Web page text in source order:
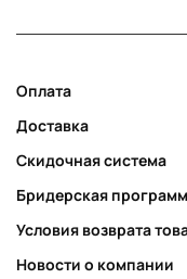
Оплата
Доставка
Скидочная система
Бридерская
Условия возврата
Новости о компании